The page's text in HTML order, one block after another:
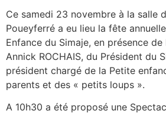
Ce samedi 23 novembre à la salle
Poueyferré a eu lieu la fête
Enfance du Simaje, en présence de
Annick ROCHAIS, du Président du
président chargé de la Petite
parents et des « petits loups ».
A 10h30 a été proposé une